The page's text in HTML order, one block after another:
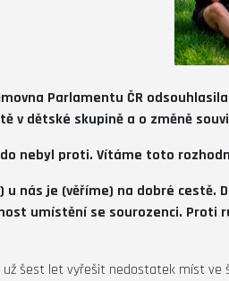
Parlamentu ČR
v dětské skupině a o změně
nebyl proti. Vítáme toto
u nás je (věříme) na dobré
umístění se sourozenci.
šest let vyřešit nedostatek míst